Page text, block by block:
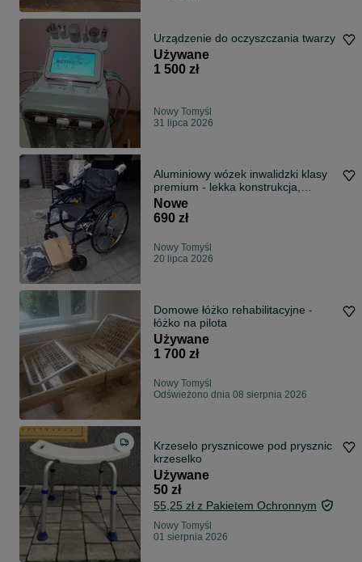
Urządzenie do oczyszczania twarzy
Używane
1 500 zł
Nowy Tomyśl
31 lipca 2026
Aluminiowy wózek inwalidzki klasy
premium - lekka konstrukcja,
przewiewna tapicerka, nowoczesny
design
Nowe
690 zł
Nowy Tomyśl
20 lipca 2026
Domowe łóżko rehabilitacyjne -
łóżko na pilota
Używane
1 700 zł
Nowy Tomyśl
Odświeżono dnia 08 sierpnia 2026
Krzeselo prysznicowe pod prysznic
krzeselko
Używane
50 zł
55,25 zł z Pakietem Ochronnym
Nowy Tomyśl
01 sierpnia 2026